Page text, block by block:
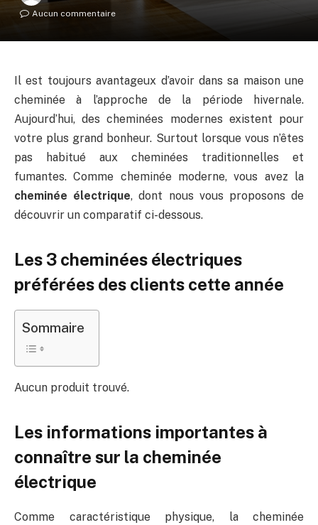
Aucun commentaire
Il est toujours avantageux d’avoir dans sa maison une
cheminée à l’approche de la période hivernale.
Aujourd’hui, des cheminées modernes existent pour
votre plus grand bonheur. Surtout lorsque vous n’êtes
pas habitué aux cheminées traditionnelles et
fumantes. Comme cheminée moderne, vous avez la
cheminée électrique, dont nous vous proposons de
découvrir un comparatif ci-dessous.
Les 3 cheminées électriques
préférées des clients cette année
Sommaire
Aucun produit trouvé.
Les informations importantes à
connaître sur la cheminée
électrique
Comme caractéristique physique, la cheminée